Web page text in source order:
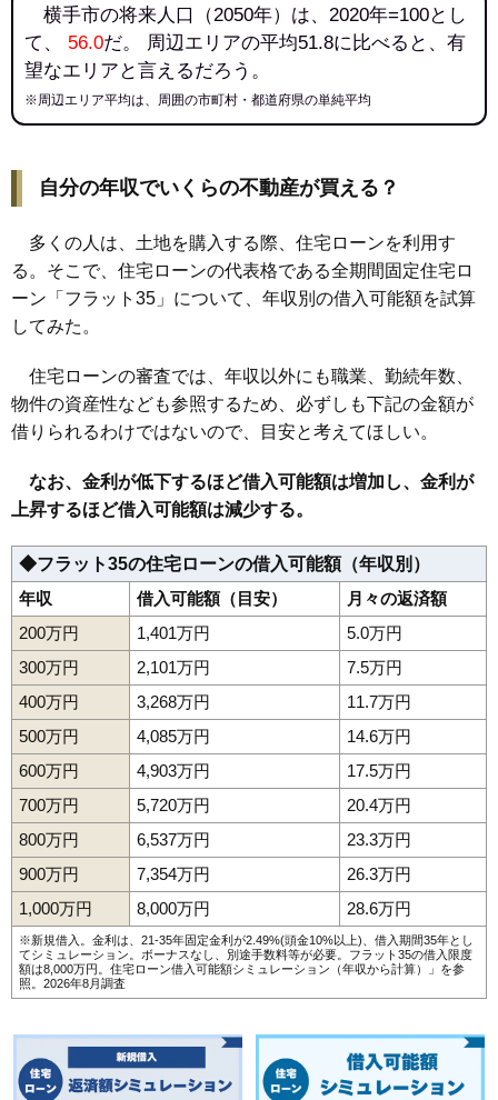
横手市の将来人口（2050年）は、2020年=100とし
て、 56.0だ。 周辺エリアの平均51.8に比べると、有
望なエリアと言えるだろう。
※周辺エリア平均は、周囲の市町村・都道府県の単純平均
自分の年収でいくらの不動産が買える？
多くの人は、土地を購入する際、住宅ローンを利用す
る。そこで、住宅ローンの代表格である全期間固定住宅ロ
ーン「フラット35」について、年収別の借入可能額を試算
してみた。
住宅ローンの審査では、年収以外にも職業、勤続年数、
物件の資産性なども参照するため、必ずしも下記の金額が
借りられるわけではないので、目安と考えてほしい。
なお、金利が低下するほど借入可能額は増加し、金利が
上昇するほど借入可能額は減少する。
◆フラット35の住宅ローンの借入可能額（年収別）
年収
借入可能額（目安）
月々の返済額
200万円
1,401万円
5.0万円
300万円
2,101万円
7.5万円
400万円
3,268万円
11.7万円
500万円
4,085万円
14.6万円
600万円
4,903万円
17.5万円
700万円
5,720万円
20.4万円
800万円
6,537万円
23.3万円
900万円
7,354万円
26.3万円
1,000万円
8,000万円 28.6万円
※新規借入。金利は、21-35年固定金利が2.49%(頭金10%以上)、借入期間35年とし
てシミュレーション。ボーナスなし、別途手数料等が必要。フラット35の借入限度
額は8,000万円。 住宅ローン借入可能額シミュレーション（年収から計算）
」を参
照。2026年8月調査